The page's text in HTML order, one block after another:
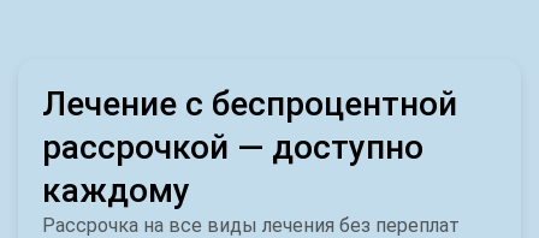
Лечение с беспроцентной
рассрочкой — доступно
каждому
Рассрочка на все виды лечения без переплат